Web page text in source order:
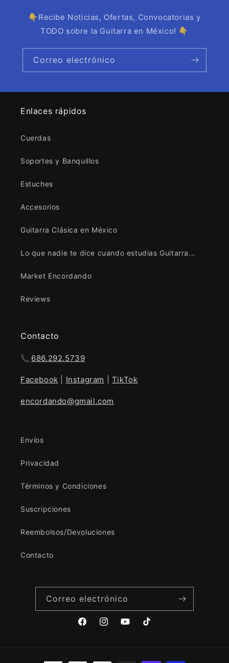
👇Recibe Noticias, Ofertas, Convocatorias y
TODO sobre la Guitarra en México! 👇
Correo electrónico
Enlaces rápidos
Cuerdas
Soportes y Banquillos
Estuches
Accesorios
Guitarra Clásica en México
Lo que nadie te dice cuando estudias Guitarra...
Market Encordando
Reviews
Contacto
📞 686.292.5739
Facebook Instagram TikTok
encordando@gmail.com
Envíos
Privacidad
Términos y Condiciones
Suscripciones
Reembolsos/Devoluciones
Contacto
Correo electrónico
FacebookInstagramYouTubeTikTok